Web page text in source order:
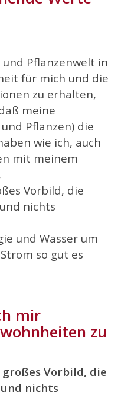
Pflanzenwelt in
für mich und die
zu erhalten,
meine
Pflanzen) die
wie ich, auch
mit meinem
Vorbild, die
nichts
und Wasser um
so gut es
mir
zu
Vorbild, die
nichts